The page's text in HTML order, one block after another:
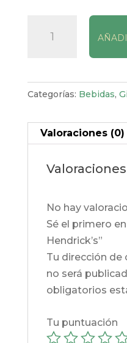
Hendrick's
Categorías: Bebidas,
Valoraciones (0)
Valoraciones
No hay
Sé el primero
Hendrick’s”
Tu dirección de
no será
obligatorios
Tu puntuación